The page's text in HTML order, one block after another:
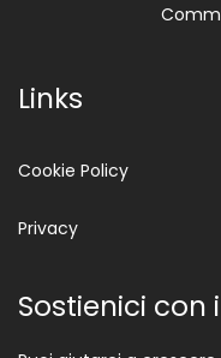
Links
Cookie Policy
Privacy
Sostienici con